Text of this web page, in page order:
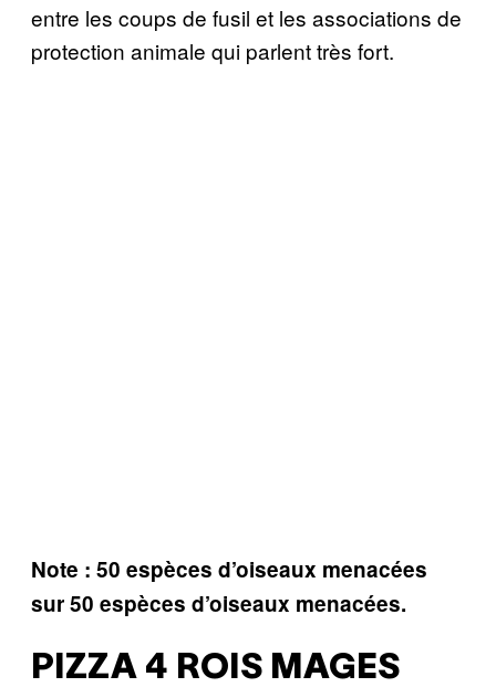
entre les coups de fusil et les associations de
protection animale qui parlent très fort.
Note : 50 espèces d’oiseaux menacées
sur 50 espèces d’oiseaux menacées.
PIZZA 4 ROIS MAGES